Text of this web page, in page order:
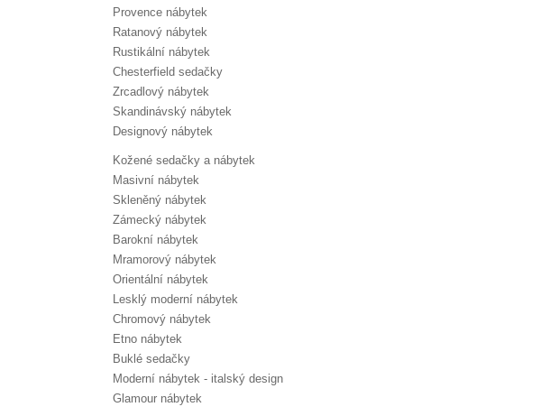
Provence nábytek
Ratanový nábytek
Rustikální nábytek
Chesterfield sedačky
Zrcadlový nábytek
Skandinávský nábytek
Designový nábytek
Kožené sedačky a nábytek
Masivní nábytek
Skleněný nábytek
Zámecký nábytek
Barokní nábytek
Mramorový nábytek
Orientální nábytek
Lesklý moderní nábytek
Chromový nábytek
Etno nábytek
Buklé sedačky
Moderní nábytek - italský design
Glamour nábytek